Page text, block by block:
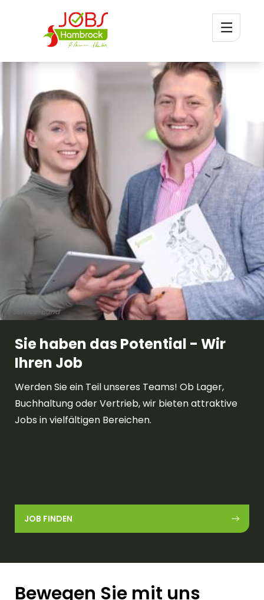
© Service-Bund
Sie haben das Potential - Wir
Ihren Job
Werden Sie ein Teil unseres Teams! Ob Lager,
Buchhaltung oder Vertrieb, wir bieten attraktive
Jobs in vielfältigen Bereichen.
JOB FINDEN
Bewegen Sie mit uns